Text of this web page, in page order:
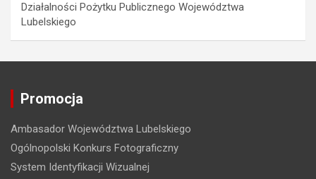
Działalności Pożytku Publicznego Województwa
Lubelskiego
Promocja
Ambasador Województwa Lubelskiego
Ogólnopolski Konkurs Fotograficzny
System Identyfikacji Wizualnej